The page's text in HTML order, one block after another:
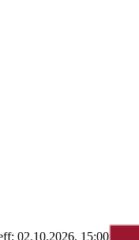
02.10.2026, 15:00 bis